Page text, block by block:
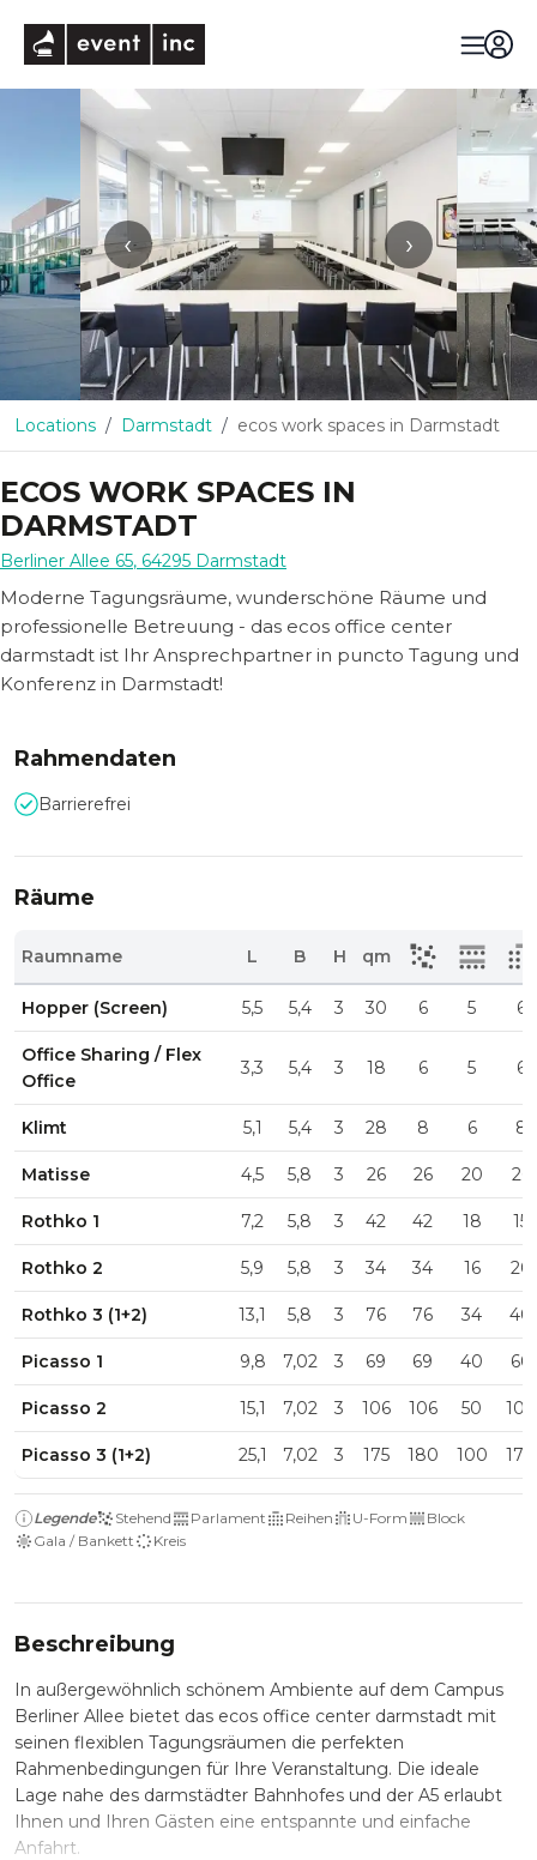
‹ ›
Locations Darmstadt ecos work spaces in Darmstadt
ECOS WORK SPACES IN
DARMSTADT
Berliner Allee 65, 64295 Darmstadt
Moderne Tagungsräume, wunderschöne Räume und
professionelle Betreuung - das ecos office center
darmstadt ist Ihr Ansprechpartner in puncto Tagung und
Konferenz in Darmstadt!
Rahmendaten
Barrierefrei
Räume
Raumname L B H qm
Hopper (Screen) 5,5 5,4 3 30 6 5 6
Office Sharing / Flex
Office
3,3 5,4 3 18 6 5 6
Klimt 5,1 5,4 3 28 8 6 8
Matisse 4,5 5,8 3 26 26 20 26
Rothko 1 7,2 5,8 3 42 42 18 15
Rothko 2 5,9 5,8 3 34 34 16 20
Rothko 3 (1+2) 13,1 5,8 3 76 76 34 40
Picasso 1 9,8 7,02 3 69 69 40 60
Picasso 2 15,1 7,02 3 106 106 50 100
Picasso 3 (1+2) 25,1 7,02 3 175 180 100 170
Legende Stehend Parlament Reihen U-Form
Block
Gala / Bankett
Kreis
Beschreibung
In außergewöhnlich schönem Ambiente auf dem Campus
Berliner Allee bietet das ecos office center darmstadt mit
seinen flexiblen Tagungsräumen die perfekten
Rahmenbedingungen für Ihre Veranstaltung. Die ideale
Lage nahe des darmstädter Bahnhofes und der A5 erlaubt
Ihnen und Ihren Gästen eine entspannte und einfache
Anfahrt.